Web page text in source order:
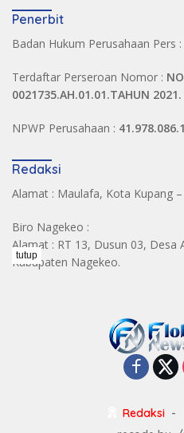
Penerbit
Badan Hukum Perusahaan Pers :
Terdaftar Perseroan Nomor :
0021735.AH.01.01.TAHUN 2021.
NPWP Perusahaan :
Redaksi
Alamat : Maulafa, Kota Kupang
Biro Nagekeo :
Alamat : RT 13, Dusun 03, Desa
Kabupaten Nagekeo.
Redaksi
tutup